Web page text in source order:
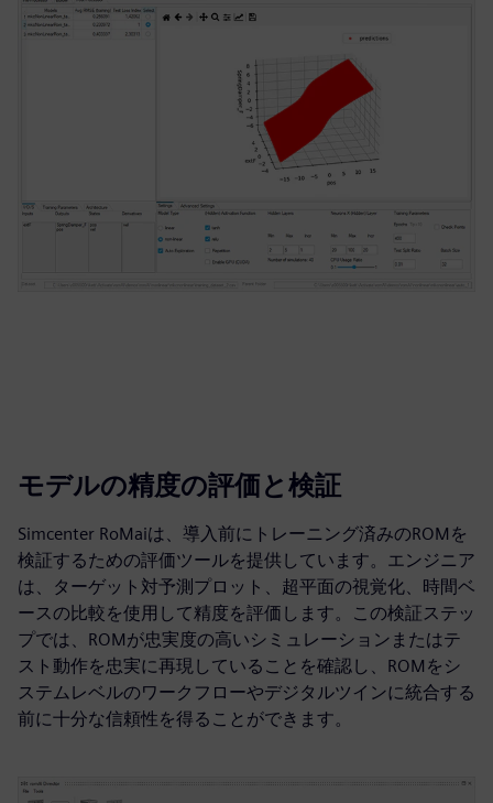
モデルの精度の評価と検証
Simcenter RoMaiは、導入前にトレーニング済みのROMを
検証するための評価ツールを提供しています。エンジニア
は、ターゲット対予測プロット、超平面の視覚化、時間ベ
ースの比較を使用して精度を評価します。この検証ステッ
プでは、ROMが忠実度の高いシミュレーションまたはテ
スト動作を忠実に再現していることを確認し、ROMをシ
ステムレベルのワークフローやデジタルツインに統合する
前に十分な信頼性を得ることができます。